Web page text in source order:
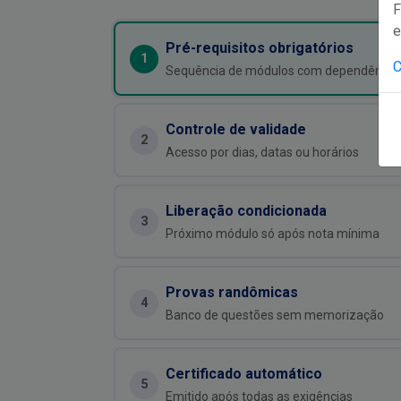
Pré-requisitos obrigatórios
Sequência de módulos com
Controle de validade
Acesso por dias, datas ou horários
Liberação condicionada
Próximo módulo só após nota mínima
Provas randômicas
Banco de questões sem memorização
Certificado automático
Emitido após todas as exigências